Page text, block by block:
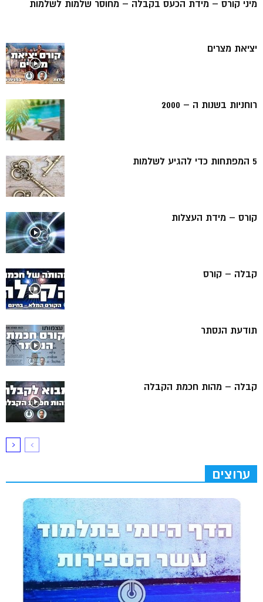
מיני קורס – מידת הכעס בקבלה – מחוסר שלמות לשלמות
יציאת מצרים
רוחניות בשנות ה – 2000
5 המפתחות כדי להגיע לשלמות
קורס – מידת העצלות
קבלה – קורס
תודעת הנסתר
קבלה – מהות חכמת הקבלה
ערוצים